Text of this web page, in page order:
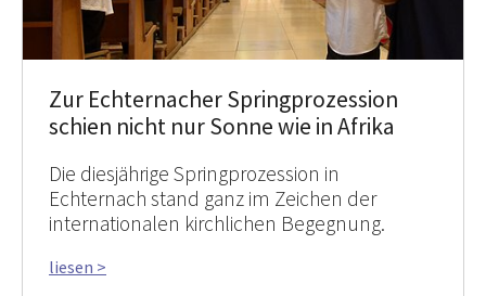
Zur Echternacher Springprozession
schien nicht nur Sonne wie in Afrika
Die diesjährige Springprozession in
Echternach stand ganz im Zeichen der
internationalen kirchlichen Begegnung.
liesen >